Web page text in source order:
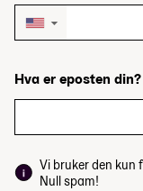
▼
Hva er eposten din?
Vi bruker den kun
Null spam!